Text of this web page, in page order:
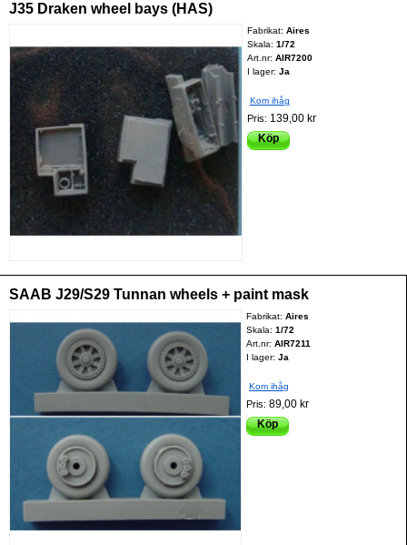
J35 Draken wheel bays (HAS)
Fabrikat: Aires
Skala: 1/72
Art.nr: AIR7200
I lager: Ja
Kom ihåg
Pris: 139,00 kr
Köp
SAAB J29/S29 Tunnan wheels + paint mask
Fabrikat:Aires
Skala:1/72
Art.nr:AIR7211
I lager: Ja
Kom ihåg
Pris:89,00 kr
Köp